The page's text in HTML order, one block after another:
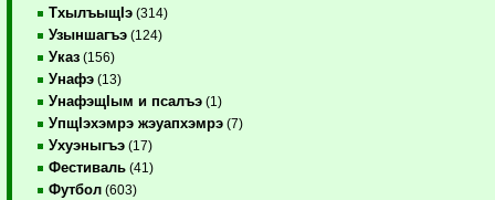
ТхылъыщIэ (314)
Узыншагъэ (124)
Указ (156)
Унафэ (13)
УнафэщIым и псалъэ (1)
УпщIэхэмрэ жэуапхэмрэ (7)
Ухуэныгъэ (17)
Фестиваль (41)
Футбол (603)